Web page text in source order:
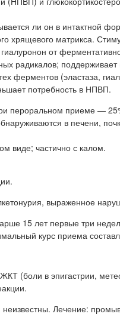
ли он в интактной
хрящевого матрикса.
от
радикалов; поддерживает
ферментов (эластаза,
потребность в НПВП.
пероральном приеме —
в печени,
виде; частично с калом.
выраженное
15 лет первые три
курс приема
(боли в эпигастрии,
Лечение: